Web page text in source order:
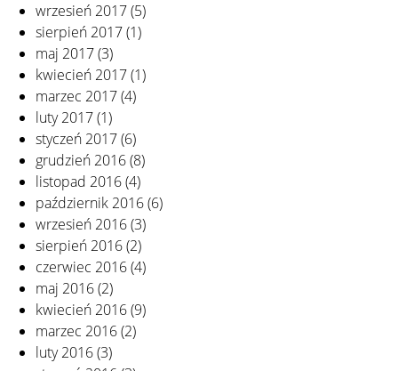
wrzesień 2017(5)
sierpień 2017(1)
maj 2017(3)
kwiecień 2017(1)
marzec 2017(4)
luty 2017(1)
styczeń 2017(6)
grudzień 2016(8)
listopad 2016(4)
październik 2016(6)
wrzesień 2016(3)
sierpień 2016(2)
czerwiec 2016(4)
maj 2016(2)
kwiecień 2016(9)
marzec 2016(2)
luty 2016(3)